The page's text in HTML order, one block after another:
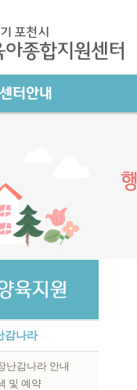
감나라
난감나라 안내
및 예약